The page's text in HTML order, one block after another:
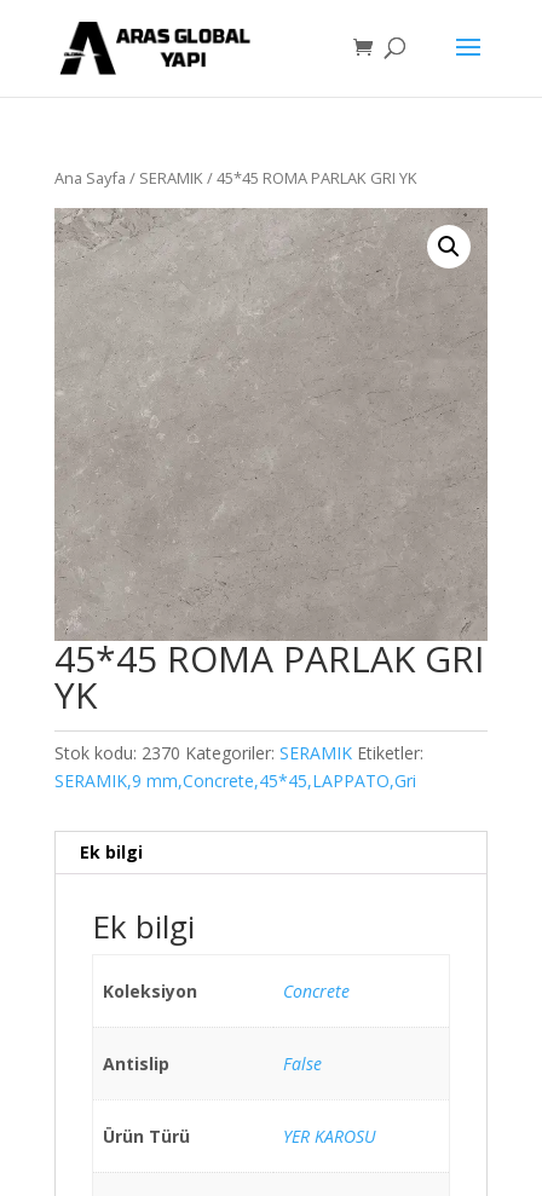
Ana Sayfa / SERAMIK/ 45*45 ROMA PARLAK GRI YK
45*45 ROMA PARLAK GRI
YK
Stok kodu: 2370 Kategoriler: SERAMIK Etiketler:
SERAMIK,9 mm,Concrete,45*45,LAPPATO,Gri
Ek bilgi
Ek bilgi
Koleksiyon Concrete
Antislip False
Ürün Türü YER KAROSU